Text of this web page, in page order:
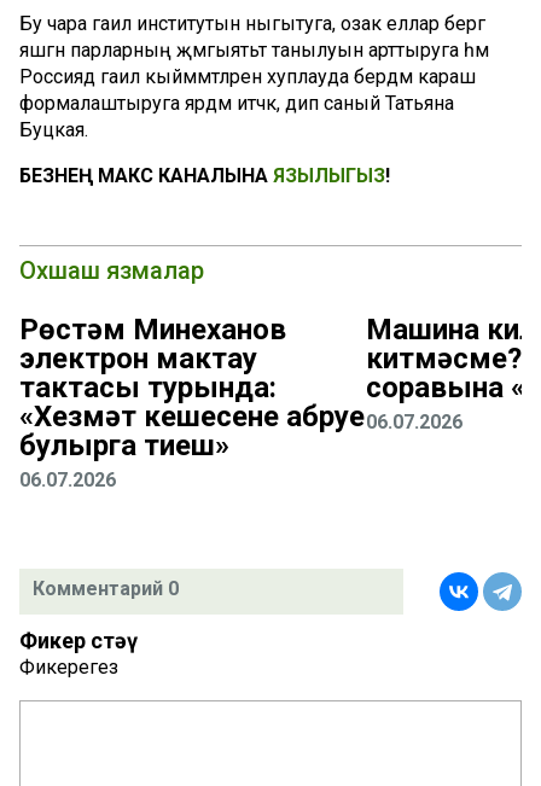
Бу чара гаилә институтын ныгытуга, озак еллар бергә
яшәгән парларның җәмгыятьтә танылуын арттыруга һәм
Россиядә гаилә кыйммәтләрен хуплауда бердәм караш
формалаштыруга ярдәм итәчәк, дип саный Татьяна
Буцкая.
БЕЗНЕҢ МАКС КАНАЛЫНА ЯЗЫЛЫГЫЗ!
Охшаш язмалар
Рөстәм Миңнеханов
электрон мактау
тактасы турында:
«Хезмәт кешесенең абруе
булырга тиеш»
06.07.2026
Машина
китмәсме?
соравына
06.07.2026
Комментарий 0
Фикер өстәү
Фикерегез